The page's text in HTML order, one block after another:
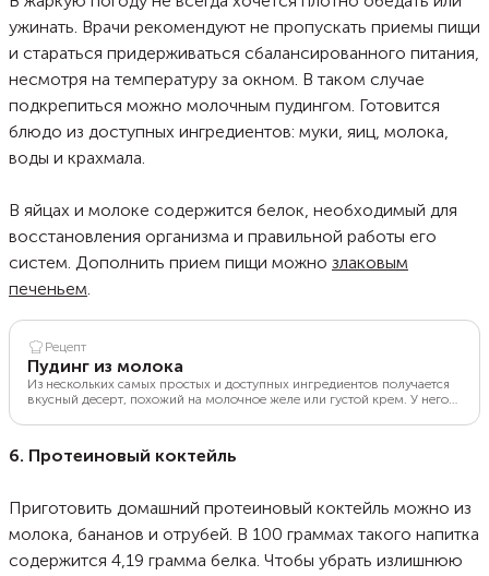
ужинать. Врачи рекомендуют не пропускать приемы пищи
и стараться придерживаться сбалансированного питания,
несмотря на температуру за окном. В таком случае
подкрепиться можно молочным пудингом. Готовится
блюдо из доступных ингредиентов: муки, яиц, молока,
воды и крахмала.
В яйцах и молоке содержится белок, необходимый для
восстановления организма и правильной работы его
систем. Дополнить прием пищи можно злаковым
печеньем.
Рецепт
Пудинг из молока
Из нескольких самых простых и доступных ингредиентов получается
вкусный десерт, похожий на молочное желе или густой крем. У него
пудинг хорош и как самостоятельный десерт, особенно если украсить
6. Протеиновый коктейль
Приготовить домашний протеиновый коктейль можно из
молока, бананов и отрубей. В 100 граммах такого напитка
содержится 4,19 грамма белка. Чтобы убрать излишнюю